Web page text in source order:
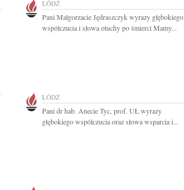
ŁÓDŹ
Pani Małgorzacie Jędraszczyk wyrazy głębokiego
współczucia i słowa otuchy po śmierci Mamy...
ŁÓDŹ
Pani dr hab. Anecie Tyc, prof. UŁ wyrazy
głębokiego współczucia oraz słowa wsparcia i...